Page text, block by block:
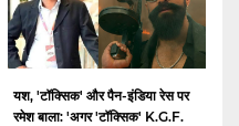
यश, 'टॉक्सिक' और पैन-इंडिया रेस पर
रमेश बाला: 'अगर 'टॉक्सिक' K.G.F.